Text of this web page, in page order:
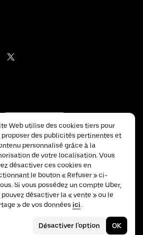
Inc.
Web utilise des cookies tiers pour
proposer des publicités pertinentes et
personnalisé grâce à la
de votre localisation. Vous
désactiver ces cookies en
le bouton « Refuser » ci-
Si vous possédez un compte Uber,
pouvez désactiver la « vente » ou le
» de vos données ici.
Désactiver l'option OK